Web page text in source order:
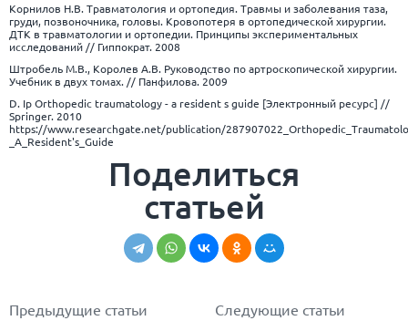
Корнилов Н.В. Травматология и ортопедия. Травмы и заболевания таза,
груди, позвоночника, головы. Кровопотеря в ортопедической хирургии.
ДТК в травматологии и ортопедии. Принципы экспериментальных
исследований // Гиппократ. 2008
Штробель М.В., Королев А.В. Руководство по артроскопической хирургии.
Учебник в двух томах. // Панфилова. 2009
D. Ip Orthopedic traumatology - a resident s guide [Электронный ресурс] //
Springer. 2010
https://www.researchgate.net/publication/
_A_Resident's_Guide
Поделиться
статьей
Предыдущие статьи
Следующие статьи